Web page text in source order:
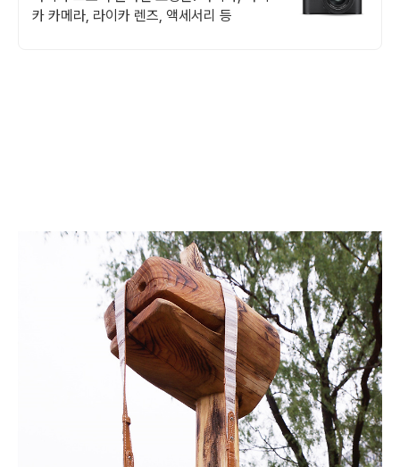
카 카메라, 라이카 렌즈, 액세서리 등